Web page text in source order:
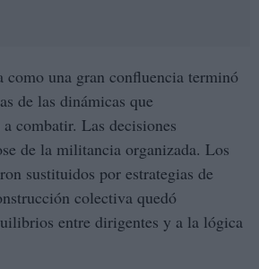
como una gran confluencia terminó
de las dinámicas que
combatir. Las decisiones
de la militancia organizada. Los
sustituidos por estrategias de
colectiva quedó
entre dirigentes y a la lógica